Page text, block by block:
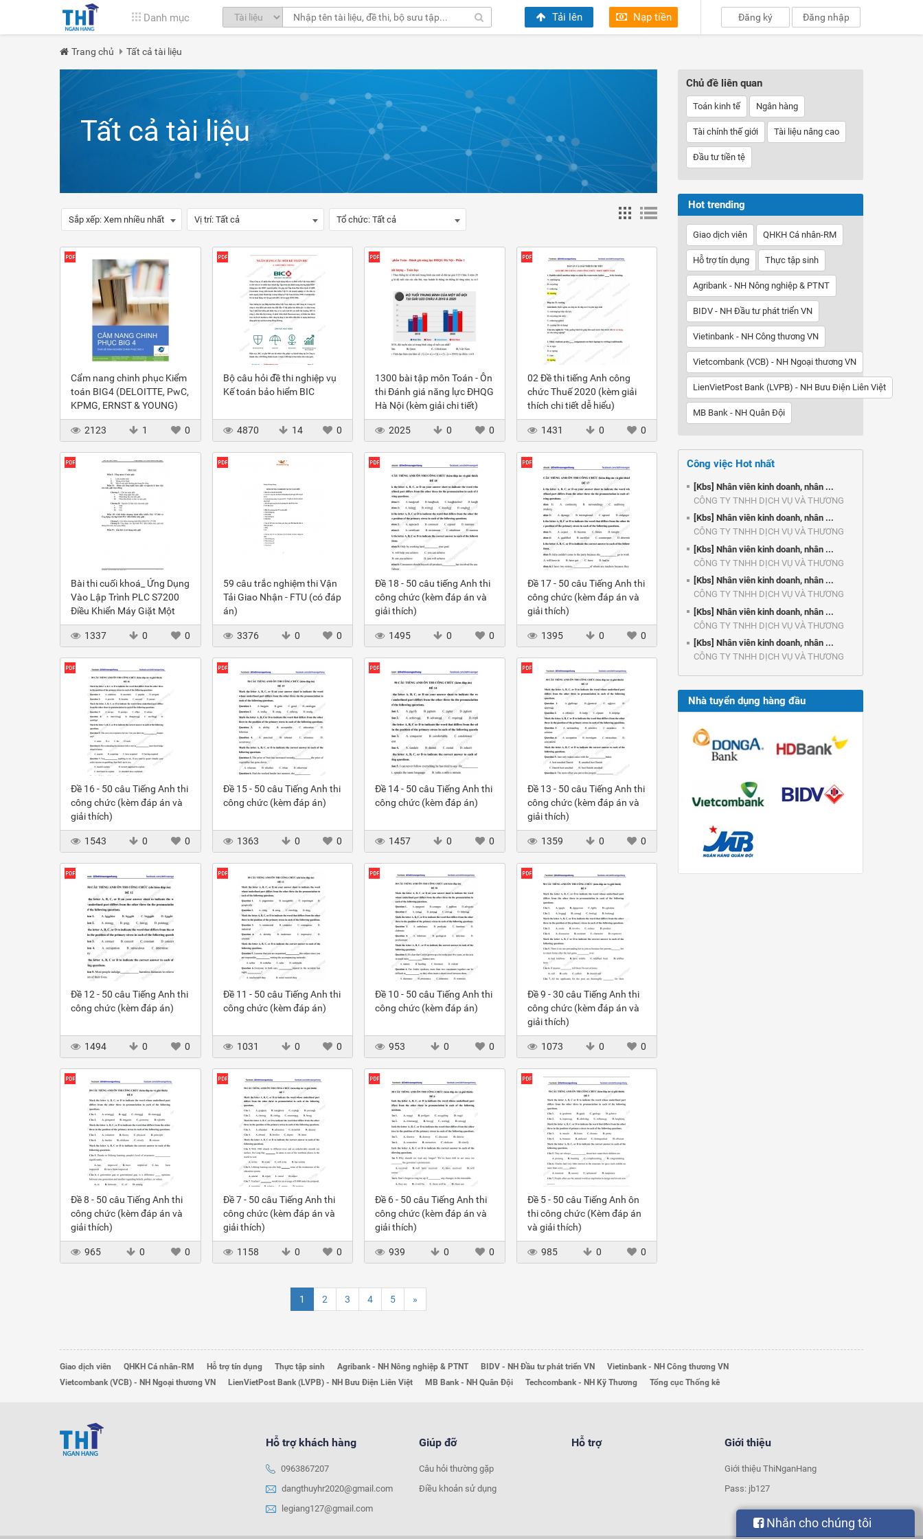
Danh mục Tải lên Nạp tiền Đăng ký Đăng nhập
Trang chủ Tất cả tài liệu
Tất cả tài liệu
Sắp xếp: Xem nhiều nhất Vị trí: Tất cả Tổ chức: Tất cả
Cẩm nang chinh phục Kiểm
toán BIG4 (DELOITTE, PwC,
KPMG, ERNST & YOUNG)
2123 1 0
Bộ câu hỏi đề thi nghiệp vụ
Kế toán bảo hiểm BIC
4870 14 0
1300 bài tập môn Toán - Ôn
thi Đánh giá năng lực ĐHQG
Hà Nội (kèm giải chi tiết)
2025 0 0
02 Đề thi tiếng Anh công
chức Thuế 2020 (kèm giải
thích chi tiết dễ hiểu)
1431 0 0
Bài thi cuối khoá_ Ứng Dụng
Vào Lập Trình PLC S7200
Điều Khiển Máy Giặt Một
Thùng Trục Đứng
1337
0 0
59 câu trắc nghiệm thi Vận
Tải Giao Nhận - FTU (có đáp
án)
3376 0 0
Đề 18 - 50 câu tiếng Anh thi
công chức (kèm đáp án và
giải thích)
1495 0 0
Đề 17 - 50 câu Tiếng Anh thi
công chức (kèm đáp án và
giải thích)
1395 0 0
Đề 16 - 50 câu Tiếng Anh thi
công chức (kèm đáp án và
giải thích)
1543 0 0
Đề 15 - 50 câu Tiếng Anh thi
công chức (kèm đáp án)
1363 0 0
Đề 14 - 50 câu Tiếng Anh thi
công chức (kèm đáp án)
1457 0 0
Đề 13 - 50 câu Tiếng Anh thi
công chức (kèm đáp án và
giải thích)
1359 0 0
Đề 12 - 50 câu Tiếng Anh thi
công chức (kèm đáp án)
1494 0 0
Đề 11 - 50 câu Tiếng Anh thi
công chức (kèm đáp án)
1031 0 0
Đề 10 - 50 câu Tiếng Anh thi
công chức (kèm đáp án)
953 0 0
Đề 9 - 30 câu Tiếng Anh thi
công chức (kèm đáp án và
giải thích)
1073 0 0
Đề 8 - 50 câu Tiếng Anh thi
công chức (kèm đáp án và
giải thích)
965 0 0
Đề 7 - 50 câu Tiếng Anh thi
công chức (kèm đáp án và
giải thích)
1158 0 0
Đề 6 - 50 câu Tiếng Anh thi
công chức (kèm đáp án và
giải thích)
939 0 0
Đề 5 - 50 câu Tiếng Anh ôn
thi công chức (Kèm đáp án
và giải thích)
985 0 0
1 2 3 4 5 »
Chủ đề liên quan
Toán kinh tế Ngân hàng
Tài chính thế giới Tài liệu nâng cao
Đầu tư tiền tệ
Hot trending
Giao dịch viên QHKH Cá nhân-RM
Hỗ trợ tín dụng Thực tập sinh
Agribank - NH Nông nghiệp & PTNT
BIDV - NH Đầu tư phát triển VN
Vietinbank - NH Công thương VN
Vietcombank (VCB) - NH Ngoại thương VN
LienVietPost Bank (LVPB) - NH Bưu Điện Liên Việt
MB Bank - NH Quân Đội
Công việc Hot nhất
[Kbs] Nhân viên kinh doanh, nhân ...
CÔNG TY TNHH DỊCH VỤ VÀ THƯƠNG
MẠI ...
[Kbs] Nhân viên kinh doanh, nhân ...
CÔNG TY TNHH DỊCH VỤ VÀ THƯƠNG
MẠI ...
[Kbs] Nhân viên kinh doanh, nhân ...
CÔNG TY TNHH DỊCH VỤ VÀ THƯƠNG
MẠI ...
[Kbs] Nhân viên kinh doanh, nhân ...
CÔNG TY TNHH DỊCH VỤ VÀ THƯƠNG
MẠI ...
[Kbs] Nhân viên kinh doanh, nhân ...
CÔNG TY TNHH DỊCH VỤ VÀ THƯƠNG
MẠI ...
[Kbs] Nhân viên kinh doanh, nhân ...
CÔNG TY TNHH DỊCH VỤ VÀ THƯƠNG
Nhà tuyển dụng hàng đầu
Giao dịch viên QHKH Cá nhân-RM Hỗ trợ tín dụng Thực tập sinh Agribank - NH Nông nghiệp & PTNT BIDV - NH Đầu tư phát triển VN
Vietinbank - NH Công thương VN
Vietcombank (VCB) - NH Ngoại thương VN
LienVietPost Bank (LVPB) - NH Bưu Điện Liên Việt MB Bank - NH Quân Đội Techcombank - NH Kỹ Thương Tổng cục Thống kê
Hỗ trợ khách hàng
0963867207
dangthuyhr2020@gmail.com
legiang127@gmail.com
Giúp đỡ
Câu hỏi thường gặp
Điều khoản sử dụng
Hỗ trợ Giới thiệu
Giới thiệu ThiNganHang
Pass: jb127
Nhắn cho chúng tôi